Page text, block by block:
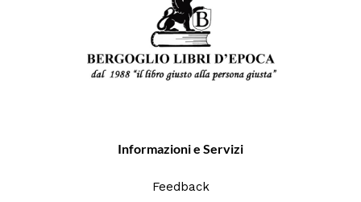
Informazioni e Servizi
Feedback